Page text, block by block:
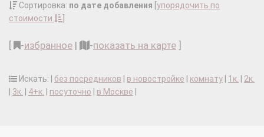
Сортировка: по дате добавления упорядочить по
стоимости
-избранное | -показать на карте
Искать: | без посредников в новостройке комнату 1к.
2к.
3к. 4+к. посуточно в Москве